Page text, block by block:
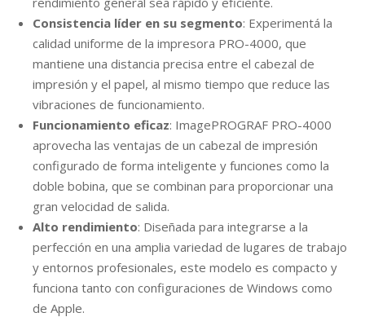
Consistencia líder en su segmento: Experimentá la
calidad uniforme de la impresora PRO-4000, que
mantiene una distancia precisa entre el cabezal de
impresión y el papel, al mismo tiempo que reduce las
vibraciones de funcionamiento.
Funcionamiento eficaz: ImagePROGRAF PRO-4000
aprovecha las ventajas de un cabezal de impresión
configurado de forma inteligente y funciones como la
doble bobina, que se combinan para proporcionar una
gran velocidad de salida.
Alto rendimiento: Diseñada para integrarse a la
perfección en una amplia variedad de lugares de trabajo
y entornos profesionales, este modelo es compacto y
funciona tanto con configuraciones de Windows como
de Apple.